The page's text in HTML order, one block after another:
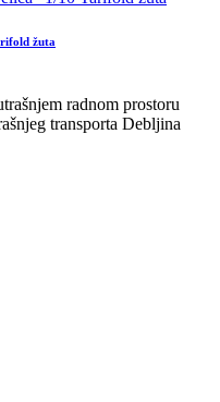
žuta
radnom prostoru
transporta Debljina